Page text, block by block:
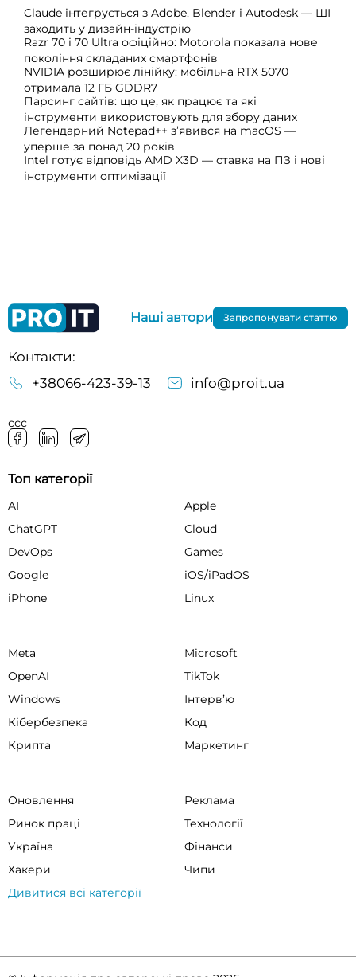
Claude інтегрується з Adobe, Blender і Autodesk — ШІ
заходить у дизайн-індустрію
Razr 70 і 70 Ultra офіційно: Motorola показала нове
покоління складаних смартфонів
NVIDIA розширює лінійку: мобільна RTX 5070
отримала 12 ГБ GDDR7
Парсинг сайтів: що це, як працює та які
інструменти використовують для збору даних
Легендарний Notepad++ з’явився на macOS —
уперше за понад 20 років
Intel готує відповідь AMD X3D — ставка на ПЗ і нові
інструменти оптимізації
Контакти:
+38066-423-39-13
info@proit.ua
ссс
Наші автори Запропонувати статтю
Топ категорії
AI
Apple
ChatGPT
Cloud
DevOps
Games
Google
iOS/iPadOS
iPhone
Linux
Meta
Microsoft
OpenAI
TikTok
Windows
Інтервʼю
Кібербезпека
Код
Крипта
Маркетинг
Оновлення
Реклама
Ринок праці
Технології
Україна
Фінанси
Хакери
Чипи
Дивитися всі категорії